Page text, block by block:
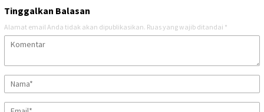
Tinggalkan Balasan
Alamat email Anda tidak akan dipublikasikan. Ruas yang wajib ditandai *